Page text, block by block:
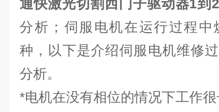
通快激光切割西门子驱动器1到
分析；伺服电机在运行过程中
种，以下是介绍伺服电机维修
分析。
*电机在没有相位的情况下工作